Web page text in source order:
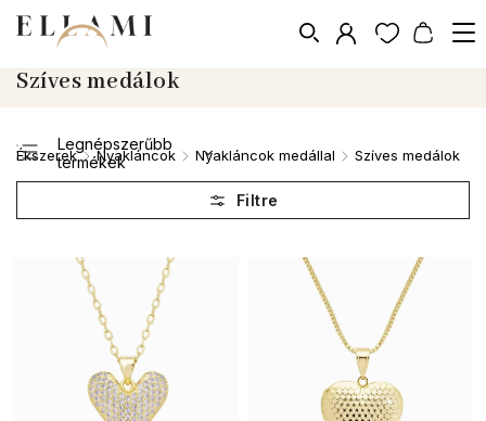
Ékszerek / Nyakláncok / Nyakláncok medállal / Szíves medálok
Szíves medálok
Legnépszerűbb
termékek
Legolcsóbb elöl
Legdrágább
ABC szerint